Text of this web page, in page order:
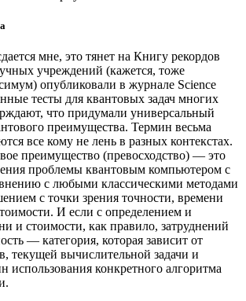
мне, это тянет на Книгу рекордов
учреждений (кажется, тоже
опубликовали в журнале Science
тесты для квантовых задач многих
что придумали универсальный
преимущества. Термин весьма
все кому не лень в разных контекстах.
преимущество (превосходство) — ​это
проблемы квантовым компьютером с
с любыми классическими методами
с точки зрения точности, времени
И если с определением и
и стоимости, как правило, затруднений
— ​категория, которая зависит от
текущей вычислительной задачи и
использования конкретного алгоритма